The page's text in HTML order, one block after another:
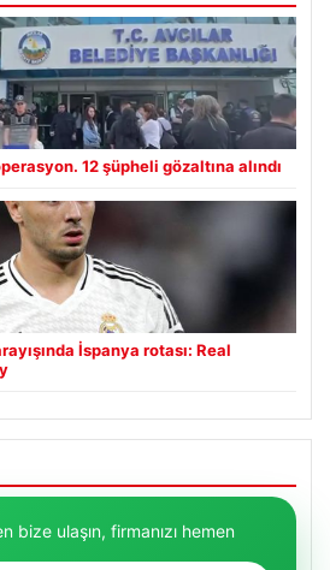
12 şüpheli gözaltına alındı
İspanya rotası: Real
bize ulaşın, firmanızı hemen